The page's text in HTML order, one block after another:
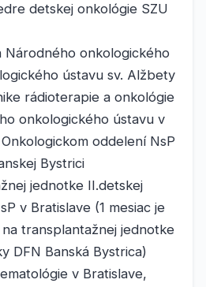
detskej onkológie SZU
onkologického
ústavu sv. Alžbety
rádioterapie a onkológie
onkologického ústavu v
oddelení NsP
Bystrici
jednotke II.detskej
v Bratislave (1 mesiac je
transplantažnej jednotke
DFN Banská Bystrica)
v Bratislave,